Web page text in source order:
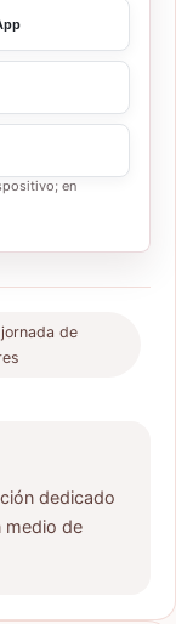
en
de
dedicado
medio de